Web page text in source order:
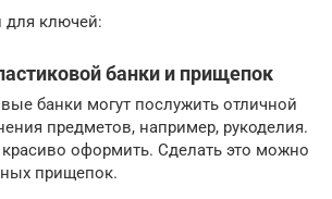
для ключей:
банки и прищепок
банки могут послужить отличной
предметов, например, рукоделия.
оформить. Сделать это можно
прищепок.